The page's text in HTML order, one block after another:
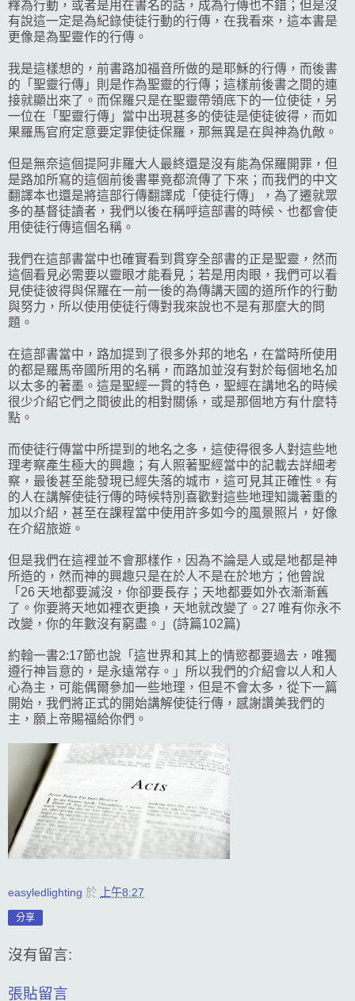
釋為行動，或者是用在書名的話，成為行傳也不錯；但是沒
有說這一定是為紀錄使徒行動的行傳，在我看來，這本書是
更像是為聖靈作的行傳。
我是這樣想的，前書路加福音所做的是耶穌的行傳，而後書
的「聖靈行傳」則是作為聖靈的行傳；這樣前後書之間的連
接就顯出來了。而保羅只是在聖靈帶領底下的一位使徒，另
一位在「聖靈行傳」當中出現甚多的使徒是使徒彼得，而如
果羅馬官府定意要定罪使徒保羅，那無異是在與神為仇敵。
但是無奈這個提阿非羅大人最終還是沒有能為保羅開罪，但
是路加所寫的這個前後書畢竟都流傳了下來；而我們的中文
翻譯本也還是將這部行傳翻譯成「使徒行傳」，為了遷就眾
多的基督徒讀者，我們以後在稱呼這部書的時候、也都會使
用使徒行傳這個名稱。
我們在這部書當中也確實看到貫穿全部書的正是聖靈，然而
這個看見必需要以靈眼才能看見；若是用肉眼，我們可以看
見使徒彼得與保羅在一前一後的為傳講天國的道所作的行動
與努力，所以使用使徒行傳對我來說也不是有那麼大的問
題。
在這部書當中，路加提到了很多外邦的地名，在當時所使用
的都是羅馬帝國所用的名稱，而路加並沒有對於每個地名加
以太多的著墨。這是聖經一貫的特色，聖經在講地名的時候
很少介紹它們之間彼此的相對關係，或是那個地方有什麼特
點。
而使徒行傳當中所提到的地名之多，這使得很多人對這些地
理考察產生極大的興趣；有人照著聖經當中的記載去詳細考
察，最後甚至能發現已經失落的城市，這可見其正確性。有
的人在講解使徒行傳的時候特別喜歡對這些地理知識著重的
加以介紹，甚至在課程當中使用許多如今的風景照片，好像
在介紹旅遊。
但是我們在這裡並不會那樣作，因為不論是人或是地都是神
所造的，然而神的興趣只是在於人不是在於地方；他曾說
「26 天地都要滅沒，你卻要長存；天地都要如外衣漸漸舊
了。你要將天地如裡衣更換，天地就改變了。27 唯有你永不
改變，你的年數沒有窮盡。」(詩篇102篇)
約翰一書2:17節也說「這世界和其上的情慾都要過去，唯獨
遵行神旨意的，是永遠常存。」所以我們的介紹會以人和人
心為主，可能偶爾參加一些地理，但是不會太多，從下一篇
開始，我們將正式的開始講解使徒行傳，感謝讚美我們的
主，願上帝賜福給你們。
easyledlighting 於 上午8:27
分享
沒有留言:
張貼留言